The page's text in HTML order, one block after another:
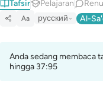
Tafsir Pelajaran
Aa русский Al-
Anda sedang membaca
hingga 37:95